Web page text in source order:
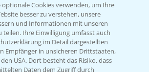
5:54
Demo Region
Cookies verwenden, um Ihre
besser zu verstehen, unsere
und Informationen mit unseren
teilen. Ihre Einwilligung umfasst auch
im Detail dargestellten
Empfänger in unsicheren Drittstaaten,
USA. Dort besteht das Risiko, dass
Daten dem Zugriff durch